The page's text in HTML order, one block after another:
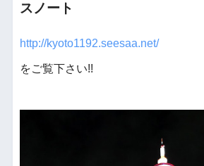
スノート
http://kyoto1192.seesaa.net/
をご覧下さい!!